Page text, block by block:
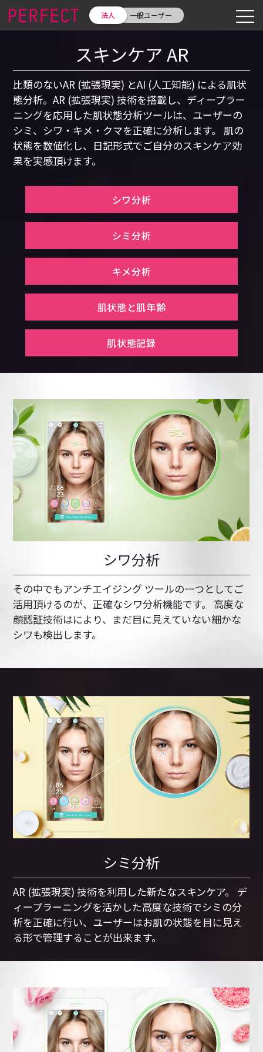
法人 一般ユーザー
スキンケア AR
比類のないAR (拡張現実) とAI (人工知能) による肌状
態分析。AR (拡張現実) 技術を搭載し、ディープラー
ニングを応用した肌状態分析ツールは、ユーザーの
シミ、シワ・キメ・クマを正確に分析します。 肌の
状態を数値化し、日記形式でご自分のスキンケア効
果を実感頂けます。
シワ分析
シミ分析
キメ分析
肌状態と肌年齢
肌状態記録
シワ分析
その中でもアンチエイジング ツールの一つとしてご
活用頂けるのが、正確なシワ分析機能です。 高度な
顔認証技術はにより、まだ目に見えていない細かな
シワも検出します。
シミ分析
AR (拡張現実) 技術を利用した新たなスキンケア。 デ
ィープラーニングを活かした高度な技術でシミの分
析を正確に行い、ユーザーはお肌の状態を目に見え
る形で管理することが出来ます。